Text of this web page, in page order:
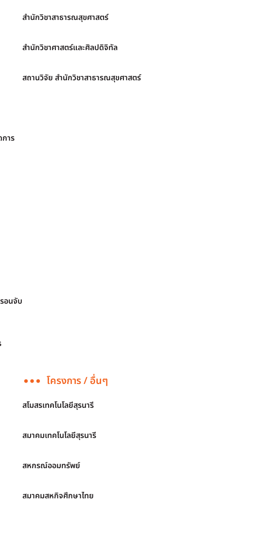
าร
อนจับ
สำนักวิชาสาธารณสุขศาสตร์
สำนักวิชาศาสตร์และศิลปดิจิทัล
สถานวิจัย สำนักวิชาสาธารณสุขศาสตร์
โครงการ / อื่นๆ
สโมสรเทคโนโลยีสุรนารี
สมาคมเทคโนโลยีสุรนารี
สหกรณ์ออมทรัพย์
สมาคมสหกิจศึกษาไทย